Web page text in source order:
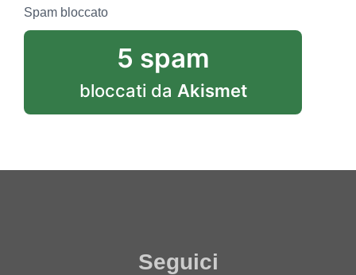
Spam bloccato
5 spam
bloccati da Akismet
Seguici